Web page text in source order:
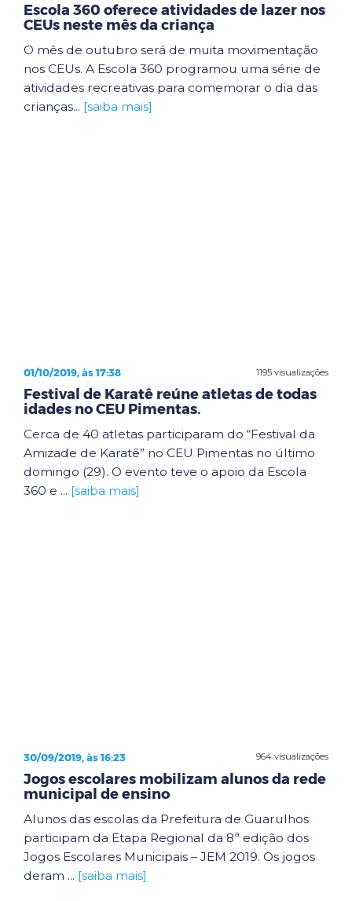
Escola 360 oferece atividades de lazer nos
CEUs neste mês da criança
O mês de outubro será de muita movimentação
nos CEUs. A Escola 360 programou uma série de
atividades recreativas para comemorar o dia das
crianças... [saiba mais]
1195 visualizações
01/10/2019, às 17:38
Festival de Karatê reúne atletas de todas
idades no CEU Pimentas.
Cerca de 40 atletas participaram do “Festival da
Amizade de Karatê” no CEU Pimentas no último
domingo (29). O evento teve o apoio da Escola
360 e ... [saiba mais]
964 visualizações
30/09/2019, às 16:23
Jogos escolares mobilizam alunos da rede
municipal de ensino
Alunos das escolas da Prefeitura de Guarulhos
participam da Etapa Regional da 8ª edição dos
Jogos Escolares Municipais – JEM 2019. Os jogos
deram ... [saiba mais]